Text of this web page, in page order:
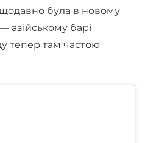
була в новому
азійському барі
тепер там частою